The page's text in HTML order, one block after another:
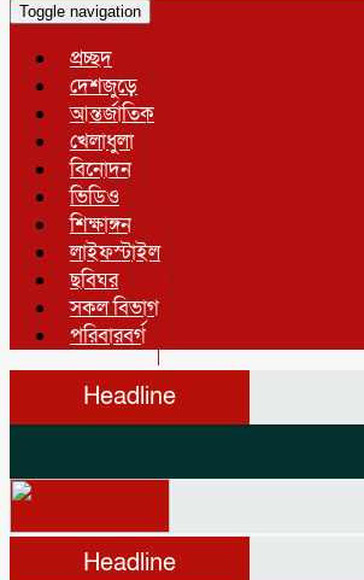
Toggle navigation
প্রচ্ছদ
দেশজুড়ে
আন্তর্জাতিক
খেলাধুলা
বিনোদন
ভিডিও
শিক্ষাঙ্গন
লাইফস্টাইল
ছবিঘর
সকল বিভাগ
পরিবারবর্গ
Headline
Headline